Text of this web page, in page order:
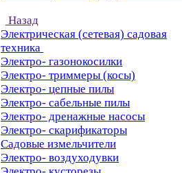
Назад
Электрическая (сетевая) садовая
техника
Электро- газонокосилки
Электро- триммеры (косы)
Электро- цепные пилы
Электро- сабельные пилы
Электро- дренажные насосы
Электро- скарификаторы
Садовые измельчители
Электро- воздуходувки